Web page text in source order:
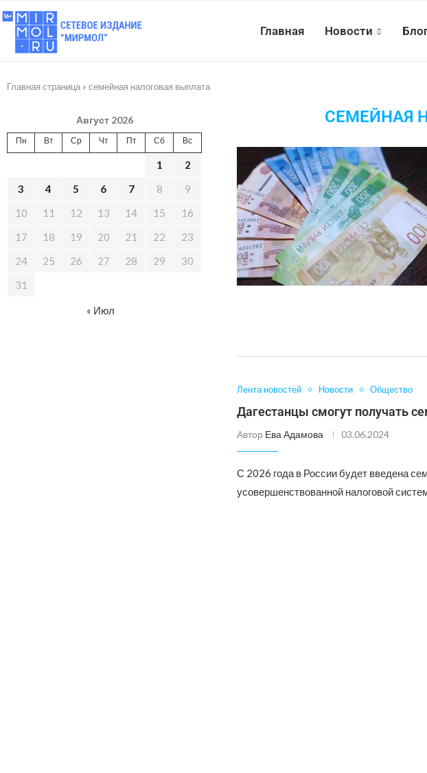
Главная Новости
Главная страница » семейная налоговая выплата
СЕМЕЙНАЯ
Лента новостей Новости Общество
Дагестанцы смогут получать
Автор Ева Адамова 03.06.2024
С 2026 года в России будет введена
усовершенствованной налоговой
Август 2026
Пн Вт Ср Чт Пт Сб Вс
1
2
3
4 5 6 7 8
9
10
11 12 13 14 15
16
17
18 19 20 21 22
23
24
25 26 27 28 29
30
31
« Июл